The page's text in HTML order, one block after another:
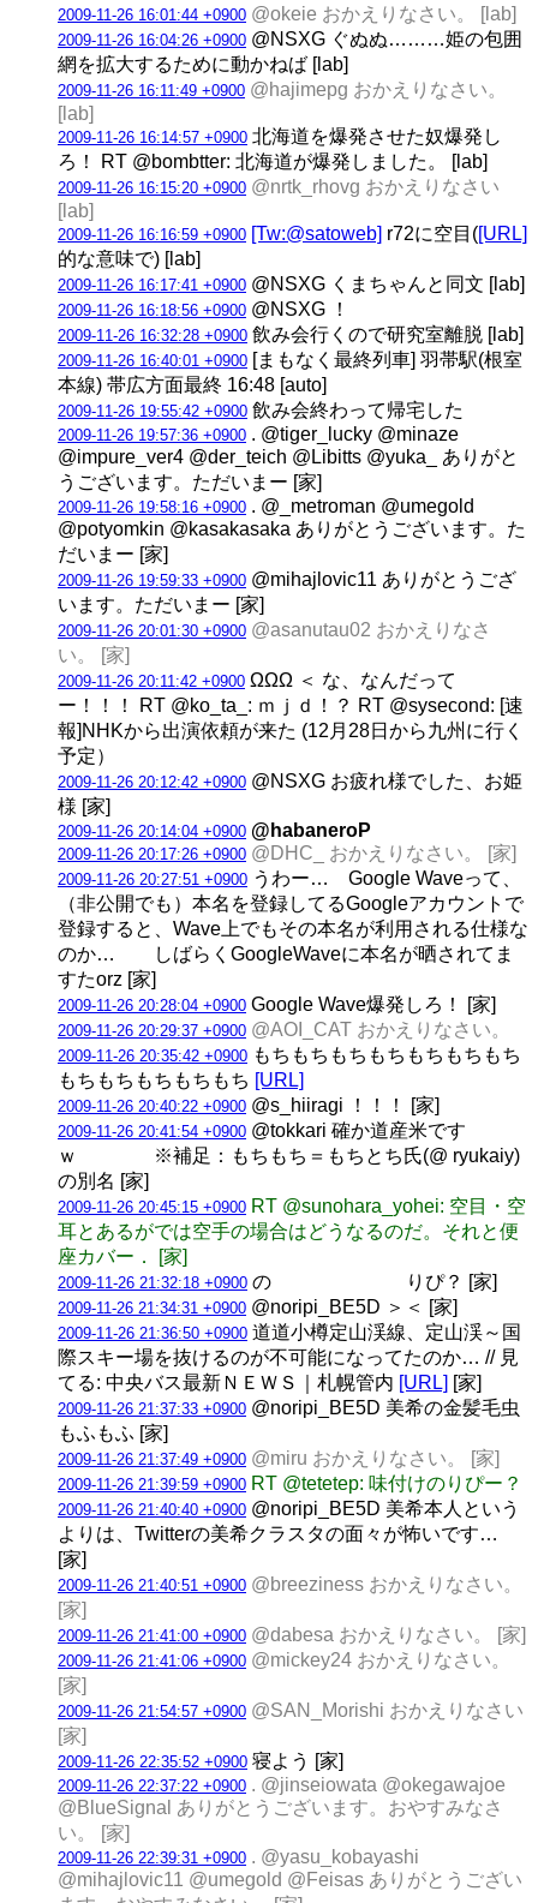
2009-11-26 16:01:44 +0900 @okeie おかえりなさい。 [lab]
2009-11-26 16:04:26 +0900 @NSXG ぐぬぬ………姫の包囲
網を拡大するために動かねば [lab]
2009-11-26 16:11:49 +0900 @hajimepg おかえりなさい。
[lab]
2009-11-26 16:14:57 +0900 北海道を爆発させた奴爆発し
ろ！ RT @bombtter: 北海道が爆発しました。 [lab]
2009-11-26 16:15:20 +0900 @nrtk_rhovg おかえりなさい
[lab]
2009-11-26 16:16:59 +0900 [Tw:@satoweb] r72に空目([URL]
的な意味で) [lab]
2009-11-26 16:17:41 +0900 @NSXG くまちゃんと同文 [lab]
2009-11-26 16:18:56 +0900 @NSXG ！
2009-11-26 16:32:28 +0900 飲み会行くので研究室離脱 [lab]
2009-11-26 16:40:01 +0900 [まもなく最終列車] 羽帯駅(根室
本線) 帯広方面最終 16:48 [auto]
2009-11-26 19:55:42 +0900 飲み会終わって帰宅した
2009-11-26 19:57:36 +0900 . @tiger_lucky @minaze
@impure_ver4 @der_teich @Libitts @yuka_ ありがと
うございます。ただいまー [家]
2009-11-26 19:58:16 +0900 . @_metroman @umegold
@potyomkin @kasakasaka ありがとうございます。た
だいまー [家]
2009-11-26 19:59:33 +0900 @mihajlovic11 ありがとうござ
います。ただいまー [家]
2009-11-26 20:01:30 +0900 @asanutau02 おかえりなさ
い。 [家]
2009-11-26 20:11:42 +0900 ΩΩΩ ＜ な、なんだって
ー！！！ RT @ko_ta_: ｍｊｄ！？ RT @sysecond: [速
報]NHKから出演依頼が来た (12月28日から九州に行く
予定）
2009-11-26 20:12:42 +0900 @NSXG お疲れ様でした、お姫
様 [家]
2009-11-26 20:14:04 +0900 @habaneroP
2009-11-26 20:17:26 +0900 @DHC_ おかえりなさい。 [家]
2009-11-26 20:27:51 +0900 うわー… Google Waveって、
（非公開でも）本名を登録してるGoogleアカウントで
登録すると、Wave上でもその本名が利用される仕様な
のか… しばらくGoogleWaveに本名が晒されてま
すたorz [家]
2009-11-26 20:28:04 +0900 Google Wave爆発しろ！ [家]
2009-11-26 20:29:37 +0900 @AOI_CAT おかえりなさい。
2009-11-26 20:35:42 +0900 もちもちもちもちもちもちもち
もちもちもちもちもち [URL]
2009-11-26 20:40:22 +0900 @s_hiiragi ！！！ [家]
2009-11-26 20:41:54 +0900 @tokkari 確か道産米です
ｗ ※補足：もちもち＝もちとち氏(@ ryukaiy)
の別名 [家]
2009-11-26 20:45:15 +0900 RT @sunohara_yohei: 空目・空
耳とあるがでは空手の場合はどうなるのだ。それと便
座カバー． [家]
2009-11-26 21:32:18 +0900 の りぴ？ [家]
2009-11-26 21:34:31 +0900 @noripi_BE5D ＞＜ [家]
2009-11-26 21:36:50 +0900 道道小樽定山渓線、定山渓～国
際スキー場を抜けるのが不可能になってたのか… // 見
てる: 中央バス最新ＮＥＷＳ｜札幌管内 [URL] [家]
2009-11-26 21:37:33 +0900 @noripi_BE5D 美希の金髪毛虫
もふもふ [家]
2009-11-26 21:37:49 +0900 @miru おかえりなさい。 [家]
2009-11-26 21:39:59 +0900 RT @tetetep: 味付けのりぴー？
2009-11-26 21:40:40 +0900 @noripi_BE5D 美希本人という
よりは、Twitterの美希クラスタの面々が怖いです…
[家]
2009-11-26 21:40:51 +0900 @breeziness おかえりなさい。
[家]
2009-11-26 21:41:00 +0900 @dabesa おかえりなさい。 [家]
2009-11-26 21:41:06 +0900 @mickey24 おかえりなさい。
[家]
2009-11-26 21:54:57 +0900 @SAN_Morishi おかえりなさい
[家]
2009-11-26 22:35:52 +0900 寝よう [家]
2009-11-26 22:37:22 +0900 . @jinseiowata @okegawajoe
@BlueSignal ありがとうございます。おやすみなさ
い。 [家]
2009-11-26 22:39:31 +0900 . @yasu_kobayashi
@mihajlovic11 @umegold @Feisas ありがとうござい